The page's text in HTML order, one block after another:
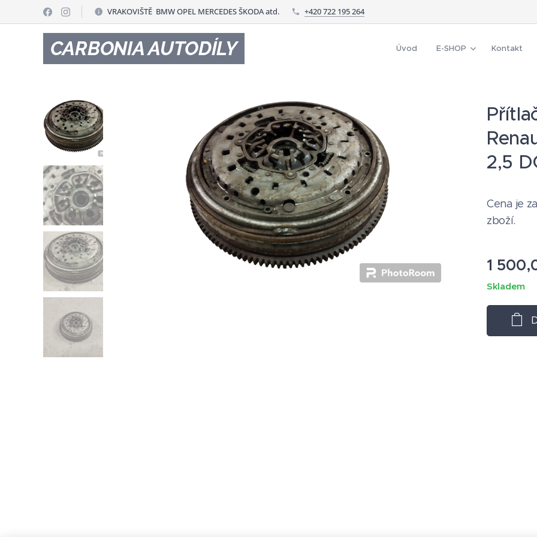
VRAKOVIŠTĚ BMW OPEL MERCEDES ŠKODA atd. +420 722 195 264
CARBONIA AUTODÍLY Úvod E-SHOP Kontakt
2,5
Cena je
zboží.
1
Skladem